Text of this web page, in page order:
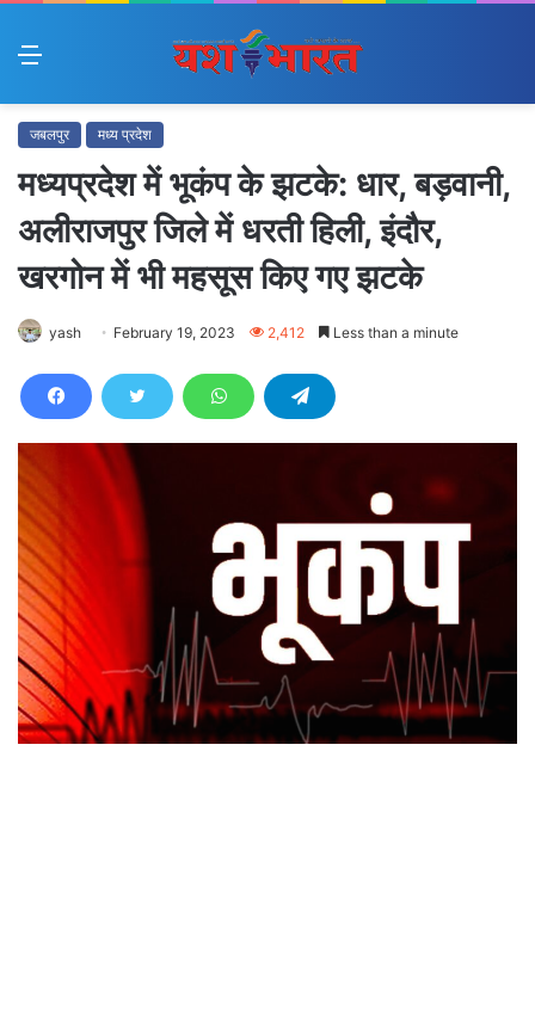
Menu
जबलपुर मध्य प्रदेश
मध्यप्रदेश में भूकंप के झटके: धार, बड़वानी,
अलीराजपुर जिले में धरती हिली, इंदौर,
खरगोन में भी महसूस किए गए झटके
yash February 19, 2023 2,412 Less than a minute